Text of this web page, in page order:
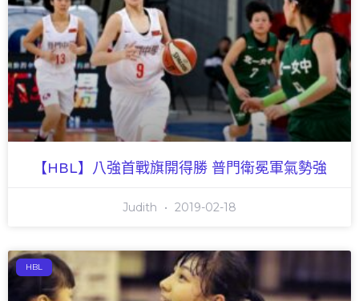
【HBL】八強首戰旗開得勝 普門衛冕軍氣勢強
Judith 2019-02-18
HBL